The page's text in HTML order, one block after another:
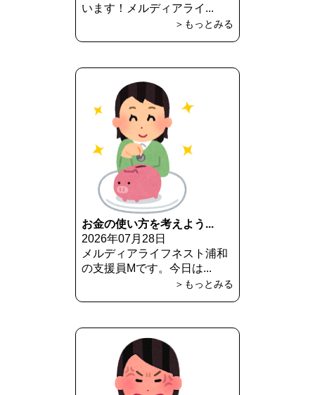
います！メルディアライ...
＞もっとみる
お金の使い方を考えよう...
2026年07月28日
メルディアライフネスト浦和
の支援員Mです。今日は...
＞もっとみる